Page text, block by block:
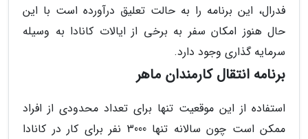
فدرال، این برنامه را به حالت تعلیق درآورده است با این
حال هنوز امکان سفر به برخی از ایالات کانادا به وسیله
سرمایه گذاری وجود دارد.
برنامه انتقال کارمندان ماهر
استفاده از این موقعیت تنها برای تعداد محدودی از افراد
ممکن است چون سالانه تنها 3000 نفر برای کار در کانادا